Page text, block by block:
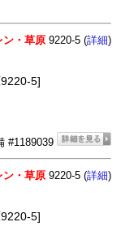
ン・草原 9220-5 (詳細)
5]
#1189039
ン・草原 9220-5 (詳細)
5]